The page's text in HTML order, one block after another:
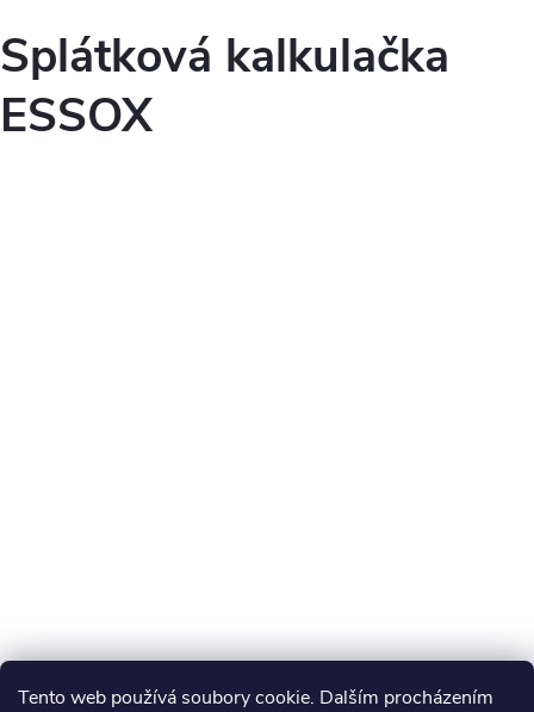
Tento web používá soubory cookie. Dalším procházením
Splátková kalkulačka
ESSOX